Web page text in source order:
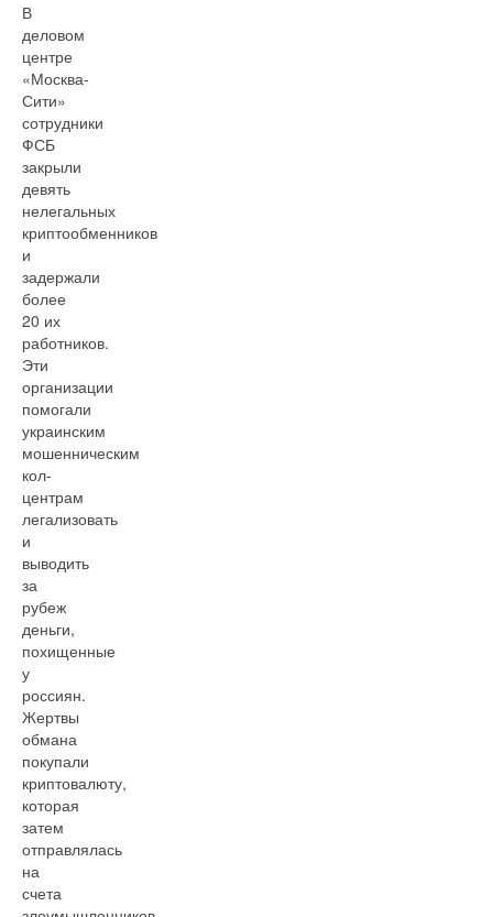
В
деловом
центре
«Москва-
Сити»
сотрудники
ФСБ
закрыли
девять
нелегальных
криптообменников
и
задержали
более
20 их
работников.
Эти
организации
помогали
украинским
мошенническим
кол-
центрам
легализовать
и
выводить
за
рубеж
деньги,
похищенные
у
россиян.
Жертвы
обмана
покупали
криптовалюту,
которая
затем
отправлялась
на
счета